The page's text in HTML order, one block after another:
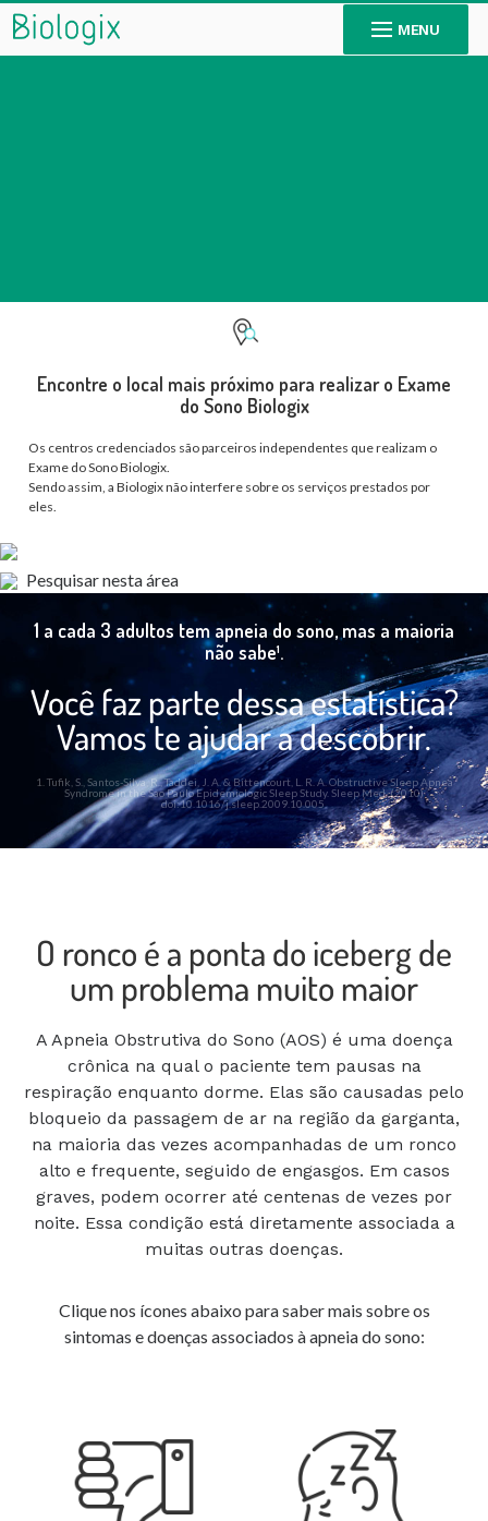
MENU
Paciente
Encontre um centro credenciado próximo a você para realizar o Exame
do Sono Biologix e conheça informações importantes sobre ronco e
Encontre o local mais próximo para realizar o Exame
do Sono Biologix
Os centros credenciados são parceiros independentes que realizam o
Exame do Sono Biologix.
Sendo assim, a Biologix não interfere sobre os serviços prestados por
eles.
Pesquisar nesta área
1 a cada 3 adultos tem apneia do sono, mas a maioria
não sabe¹.
Você faz parte dessa estatística?
Vamos te ajudar a descobrir.
1. Tufik, S., Santos-Silva, R., Taddei, J. A. & Bittencourt, L. R. A. Obstructive Sleep Apnea
Syndrome in the Sao Paulo Epidemiologic Sleep Study. Sleep Med. (2010)
doi:10.1016/j.sleep.2009.10.005.
O ronco é a ponta do iceberg de
um problema muito maior
A Apneia Obstrutiva do Sono (AOS) é uma doença
crônica na qual o paciente tem pausas na
respiração enquanto dorme. Elas são causadas pelo
bloqueio da passagem de ar na região da garganta,
na maioria das vezes acompanhadas de um ronco
alto e frequente, seguido de engasgos. Em casos
graves, podem ocorrer até centenas de vezes por
noite. Essa condição está diretamente associada a
muitas outras doenças.
Clique nos ícones abaixo para saber mais sobre os
sintomas e doenças associados à apneia do sono: